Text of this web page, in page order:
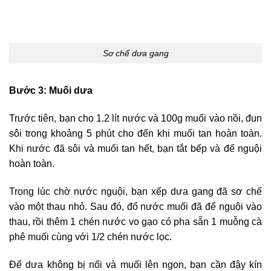
Sơ chế dưa gang
Bước 3: Muối dưa
Trước tiên, bạn cho 1.2 lít nước và 100g muối vào nồi, đun
sôi trong khoảng 5 phút cho đến khi muối tan hoàn toàn.
Khi nước đã sôi và muối tan hết, bạn tắt bếp và để nguội
hoàn toàn.
Trong lúc chờ nước nguội, bạn xếp dưa gang đã sơ chế
vào một thau nhỏ. Sau đó, đổ nước muối đã để nguội vào
thau, rồi thêm 1 chén nước vo gạo có pha sẵn 1 muỗng cà
phê muối cùng với 1/2 chén nước lọc.
Để dưa không bị nổi và muối lên ngon, bạn cần đậy kín